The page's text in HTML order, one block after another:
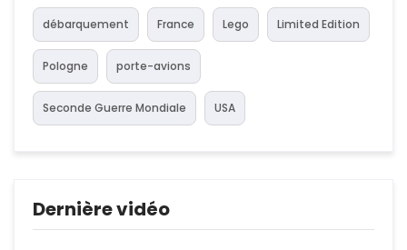
débarquement France Lego Limited Edition
Pologne porte-avions
Seconde Guerre Mondiale USA
Dernière vidéo